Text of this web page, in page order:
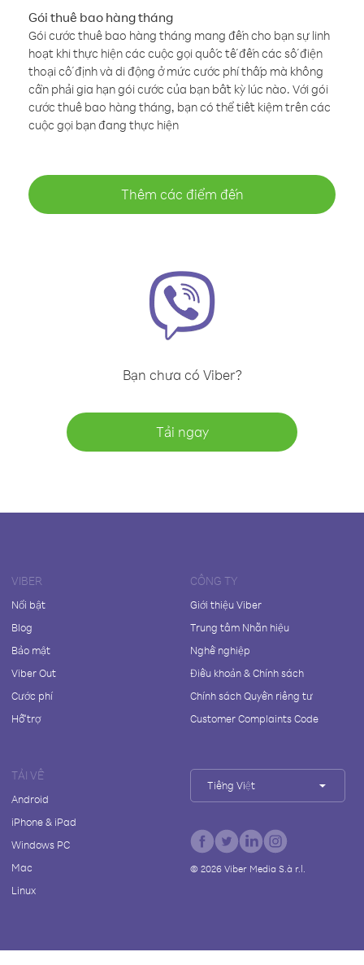
Gói thuê bao hàng tháng
Gói cước thuê bao hàng tháng mang đến cho bạn sự linh
hoạt khi thực hiện các cuộc gọi quốc tế đến các số điện
thoại cố định và di động ở mức cước phí thấp mà không
cần phải gia hạn gói cước của bạn bất kỳ lúc nào. Với gói
cước thuê bao hàng tháng, bạn có thể tiết kiệm trên các
cuộc gọi bạn đang thực hiện
Thêm các điểm đến
Bạn chưa có Viber?
Tải ngay
VIBER
Nổi bật
Blog
Bảo mật
Viber Out
Cước phí
Hỗ trợ
CÔNG TY
Giới thiệu Viber
Trung tâm Nhãn hiệu
Nghề nghiệp
Điều khoản & Chính sách
Chính sách Quyền riêng tư
Customer Complaints Code
TẢI VỀ
Android
iPhone & iPad
Windows PC
Mac
Linux
Tiếng Việt
© 2026Viber Media S.à r.l.